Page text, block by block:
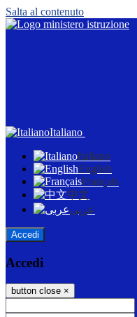
Salta al contenuto
Italiano
Italiano
English
Français
中文
عربى
Accedi
Accedi
button close ×